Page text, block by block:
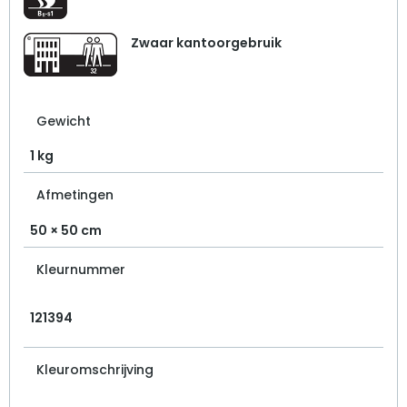
Zwaar kantoorgebruik
Gewicht
1 kg
Afmetingen
50 × 50 cm
Kleurnummer
121394
Kleuromschrijving